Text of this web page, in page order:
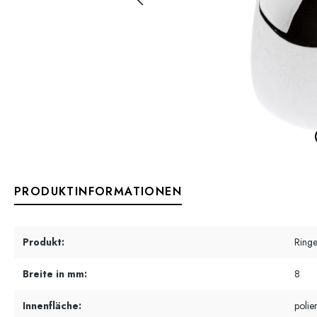
PRODUKTINFORMATIONEN
Produkt: Ringe
Breite in mm: 8
Innenfläche: